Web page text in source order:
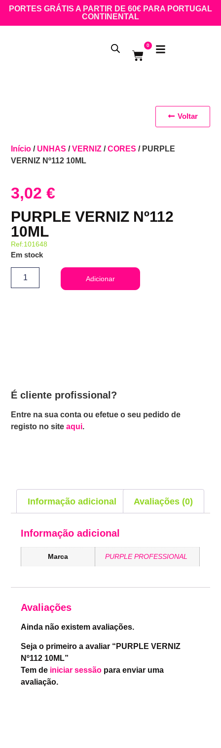
PORTES GRÁTIS A PARTIR DE 60€ PARA PORTUGAL
CONTINENTAL
0
Início / UNHAS /VERNIZ /CORES / PURPLE
VERNIZ Nº112 10ML
3,02€
PURPLE VERNIZ Nº112
10ML
Ref:101648
Em stock
Adicionar
É cliente profissional?
Entre na sua conta ou efetue o seu pedido de
registo no siteaqui.
Voltar
Informação adicional Avaliações (0)
Informação adicional
Marca PURPLE PROFESSIONAL
Avaliações
Ainda não existem avaliações.
Seja o primeiro a avaliar “PURPLE VERNIZ
Nº112 10ML”
Tem de iniciar sessão para enviar uma
avaliação.